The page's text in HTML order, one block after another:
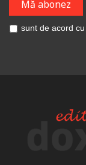
sunt de acord cu